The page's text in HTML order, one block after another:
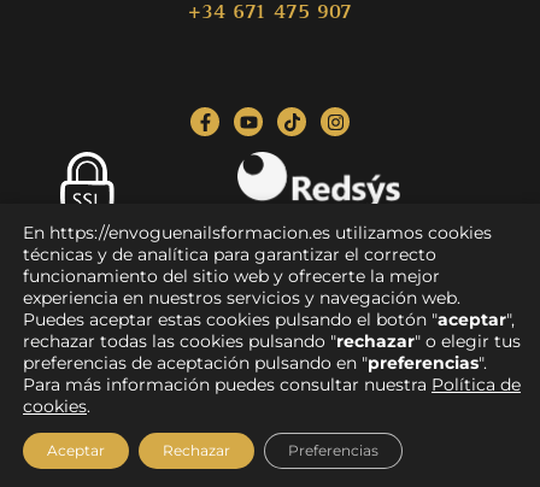
+34 671 475 907
Pago seguro
Diseño:Witcreativo
Aviso legal| Política de privacidad|Condiciones de compra|
Devoluciones y reembolsos|Política de cookies|
En https://envoguenailsformacion.es utilizamos cookies
técnicas y de analítica para garantizar el correcto
funcionamiento del sitio web y ofrecerte la mejor
experiencia en nuestros servicios y navegación web.
Puedes aceptar estas cookies pulsando el botón "aceptar",
rechazar todas las cookies pulsando "rechazar" o elegir tus
preferencias de aceptación pulsando en "preferencias".
Para más información puedes consultar nuestra Política de
cookies.
Aceptar Rechazar Preferencias